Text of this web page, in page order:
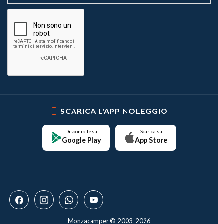
SCARICA L'APP NOLEGGIO
Disponibile su
Google Play
Scarica su
App Store
Monzacamper © 2003-2026